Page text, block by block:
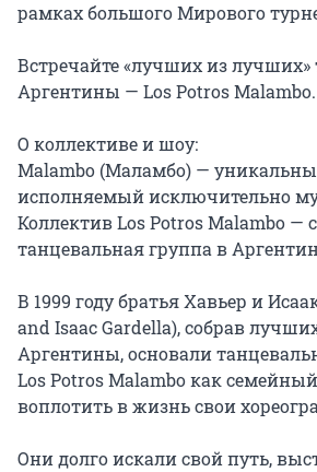
рамках большого Мирового
Встречайте «лучших из лучших»
Аргентины — Los Potros Malambo.
О коллективе и шоу:
Malambo (Маламбо) —
исполняемый исключительно
Коллектив Los Potros Malambo —
танцевальная группа в
В 1999 году братья Хавьер и
and Isaac Gardella), собрав
Аргентины, основали
Los Potros Malambo как
воплотить в жизнь свои
Они долго искали свой путь,